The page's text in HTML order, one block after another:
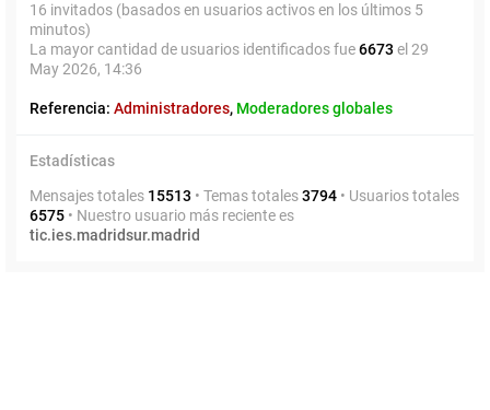
16 invitados (basados en usuarios activos en los últimos 5
minutos)
La mayor cantidad de usuarios identificados fue6673 el 29
May 2026, 14:36
Referencia: Administradores, Moderadores globales
Estadísticas
Mensajes totales 15513 • Temas totales3794 • Usuarios totales
6575 • Nuestro usuario más reciente es
tic.ies.madridsur.madrid